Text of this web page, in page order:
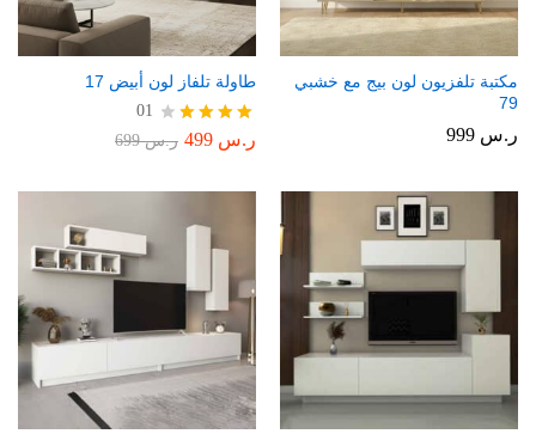
مكتبة تلفزيون لون بيج مع خشبي
79
ر.س
طاولة تلفاز لون أبيض 17
تم
من 5
01
ر.س ر.س699